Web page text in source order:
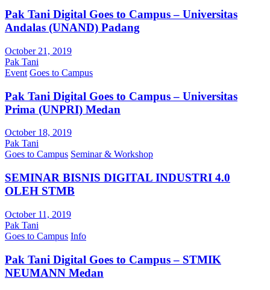
Pak Tani Digital Goes to Campus – Universitas
Andalas (UNAND) Padang
October 21, 2019
Pak Tani
Event Goes to Campus
Pak Tani Digital Goes to Campus – Universitas
Prima (UNPRI) Medan
October 18, 2019
Pak Tani
Goes to Campus Seminar & Workshop
SEMINAR BISNIS DIGITAL INDUSTRI 4.0
OLEH STMB
October 11, 2019
Pak Tani
Goes to Campus Info
Pak Tani Digital Goes to Campus – STMIK
NEUMANN Medan